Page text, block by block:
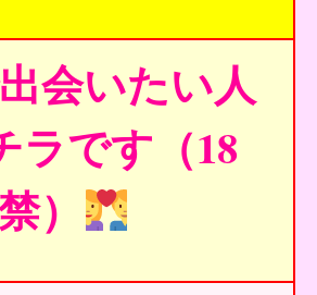
会いたい人
ラです（18
）